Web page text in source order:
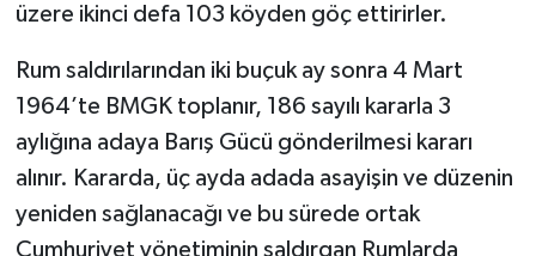
üzere ikinci defa 103 köyden göç ettirirler.
Rum saldırılarından iki buçuk ay sonra 4 Mart
1964’te BMGK toplanır, 186 sayılı kararla 3
aylığına adaya Barış Gücü gönderilmesi kararı
alınır. Kararda, üç ayda adada asayişin ve düzenin
yeniden sağlanacağı ve bu sürede ortak
Cumhuriyet yönetiminin saldırgan Rumlarda